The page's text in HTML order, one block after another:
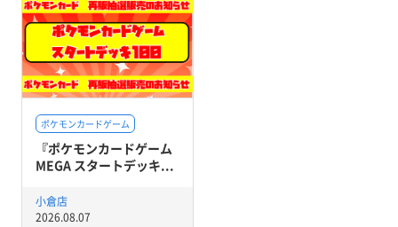
ポケモンカードゲーム
『ポケモンカードゲーム
MEGA スタートデッキ...
小倉店
2026.08.07